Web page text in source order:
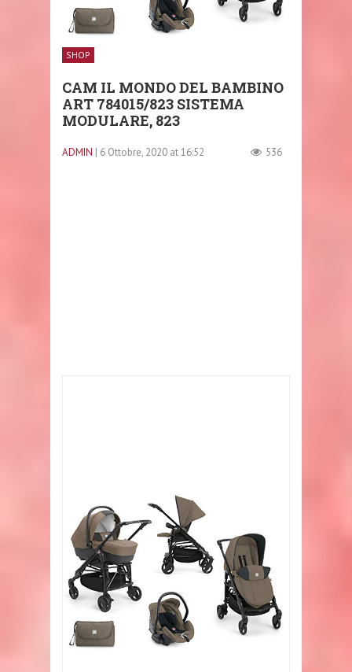
SHOP
CAM IL MONDO DEL BAMBINO
ART 784015/823 SISTEMA
MODULARE, 823
ADMIN | 6 Ottobre, 2020 at 16:52 536